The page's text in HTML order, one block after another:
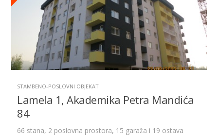
STAMBENO-POSLOVNI OBJEKAT
Lamela 1, Akademika Petra Mandića
84
66 stana, 2 poslovna prostora, 15 garaža i 19 ostava